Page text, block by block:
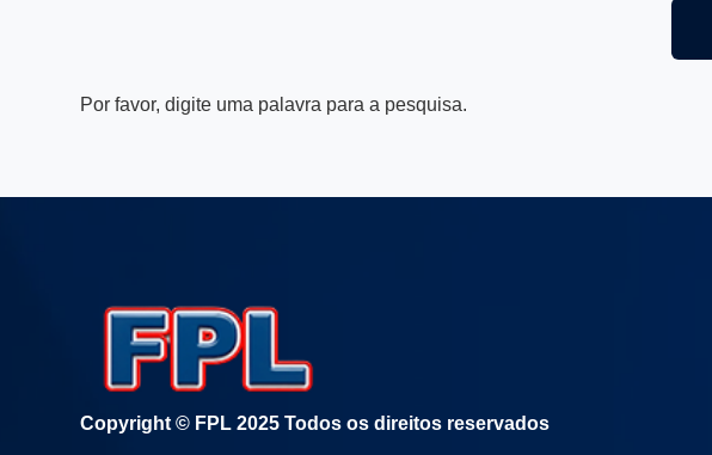
Por favor, digite uma palavra para a pesquisa.
Copyright © FPL 2025 Todos os direitos reservados